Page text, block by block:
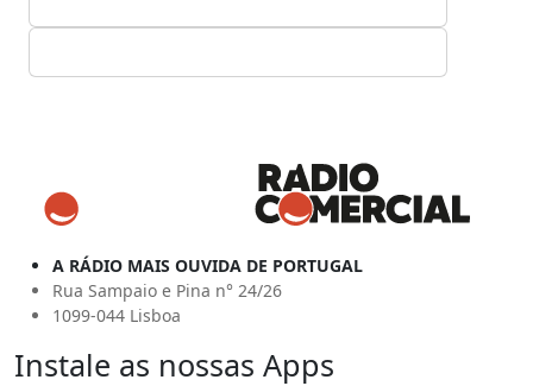
A RÁDIO MAIS OUVIDA DE PORTUGAL
Rua Sampaio e Pina n° 24/26
1099-044 Lisboa
Instale as nossas Apps